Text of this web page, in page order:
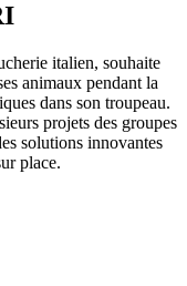
italien, souhaite
animaux pendant la
dans son troupeau.
projets des groupes
solutions innovantes
place.